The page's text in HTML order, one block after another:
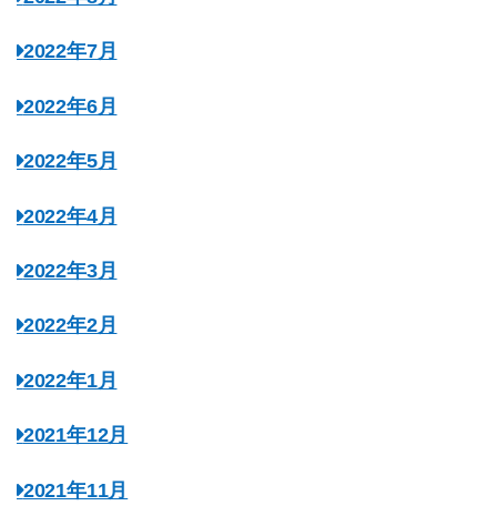
2022年7月
2022年6月
2022年5月
2022年4月
2022年3月
2022年2月
2022年1月
2021年12月
2021年11月